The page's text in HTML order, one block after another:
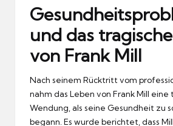
und das
von Frank Mill
Nach seinem Rücktritt vom
nahm das Leben von Frank Mill eine
Wendung, als seine Gesundheit zu
begann. Es wurde berichtet, dass